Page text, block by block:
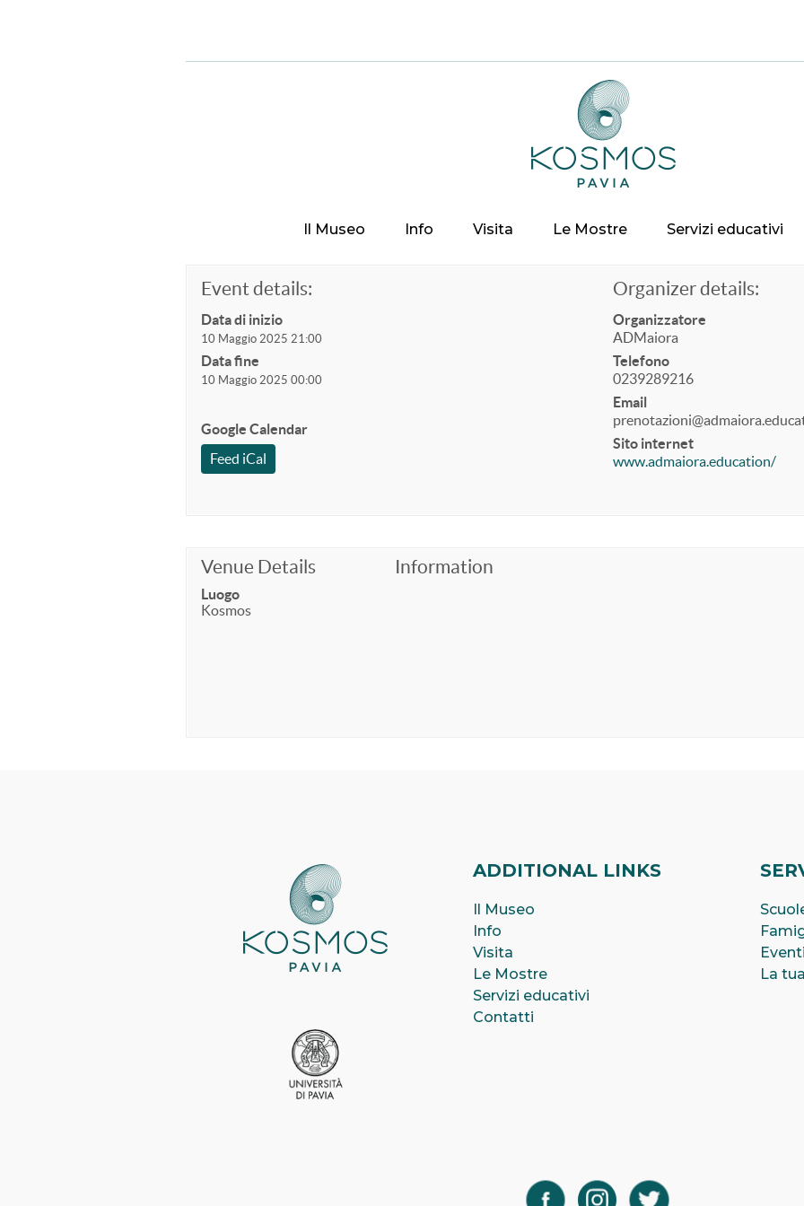
Il Museo Info Visita Le Mostre Servizi educativi
Event details:
Data di inizio
10 Maggio 2025 21:00
Data fine
10 Maggio 2025 00:00
Google Calendar
Feed iCal
Organizer details:
Organizzatore
ADMaiora
Telefono
0239289216
Email
Sito internet
www.admaiora.education/
Venue Details
Luogo
Kosmos
Information
ADDITIONAL LINKS
Il Museo
Info
Visita
Le Mostre
Servizi educativi
Contatti
La